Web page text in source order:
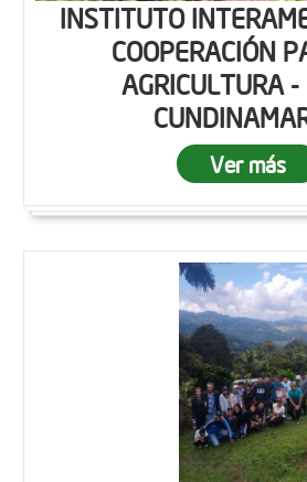
INSTITUTO
COOPERACIÓN
AGRICULTURA -
Ver más